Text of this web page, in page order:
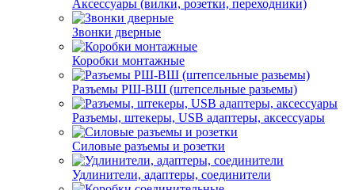
Аксессуары (вилки, розетки, переходники)
Звонки дверные
Коробки монтажные
Разъемы РШ-ВШ (штепсельные разьемы)
Разъемы, штекеры, USB адаптеры, аксессуары
Силовые разъемы и розетки
Удлинители, адаптеры, соединители